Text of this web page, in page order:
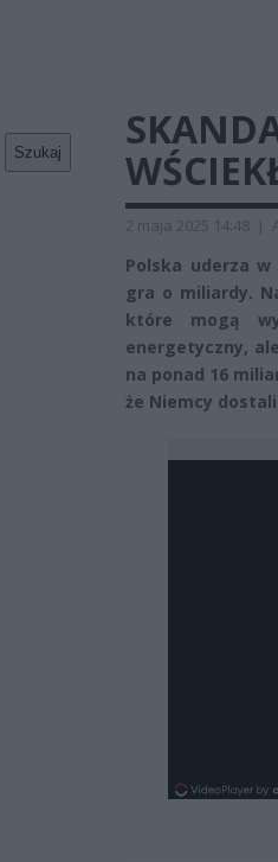
Szukaj
2 maja 2025 14:48 |
Polska uderza
gra o miliardy.
które mogą
energetyczny,
na ponad 16
że Niemcy